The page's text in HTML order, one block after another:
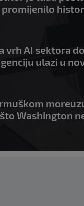
promijenilo
vrh AI sektora
ulazi u
Washington